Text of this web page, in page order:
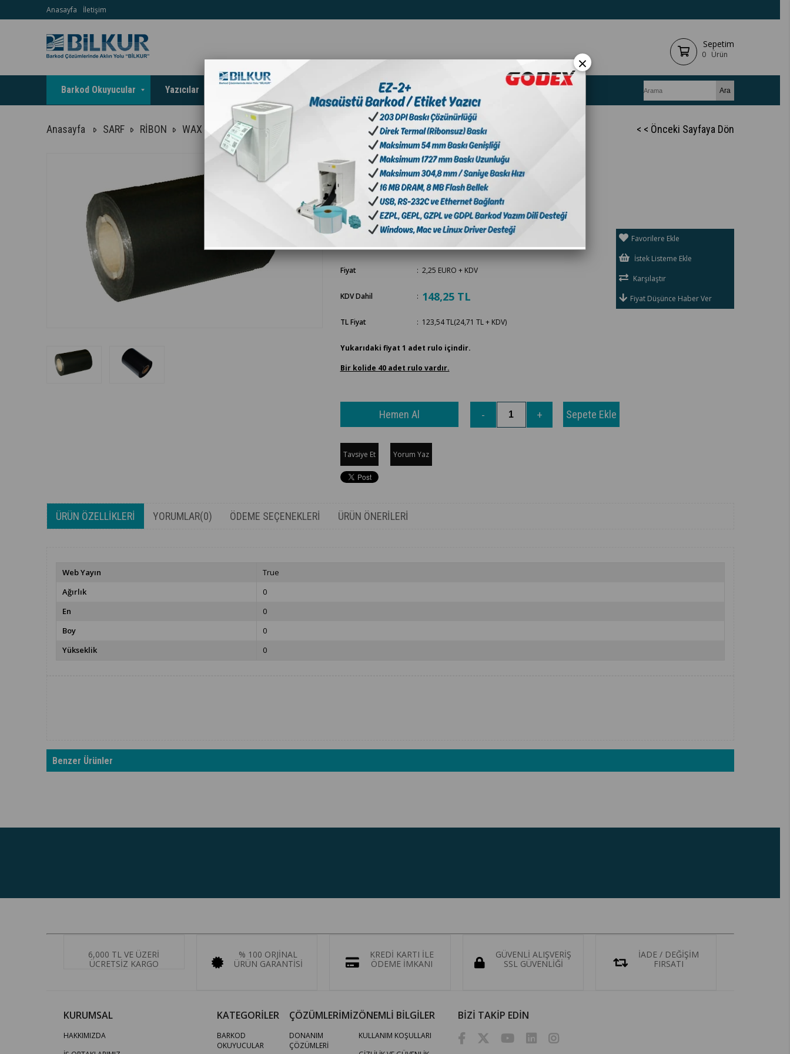
Anasayfa İletişim
Sepetim
0 Ürün
Barkod Okuyucular Yazıcılar Terminaller Kart Okuyucular 📝 Blog
Anasayfa SARF RİBON WAX ANA ÜRÜN Ribon Wax 110mm X 300m in Bilkur < < Önceki Sayfaya Dön
Ribon Wax 110mm X 300m in Bilkur
Fiyat : 2,25 EURO + KDV
KDV Dahil : 148,25 TL
TL Fiyat : 123,54 TL(24,71 TL + KDV)
Yukarıdaki fiyat 1 adet rulo içindir.
Bir kolide 40 adet rulo vardır.
Favorilere Ekle
İstek Listeme Ekle
Karşılaştır
Fiyat Düşünce Haber Ver
Tavsiye Et Yorum Yaz
ÜRÜN ÖZELLIKLERI YORUMLAR(0) ÖDEME SEÇENEKLERI ÜRÜN ÖNERILERI
Web Yayın
True
Ağırlık
0
En
0
Boy
0
Yükseklik
0
Benzer Ürünler
6,000 TL VE ÜZERİ
ÜCRETSİZ KARGO
% 100 ORJİNAL
ÜRÜN GARANTİSİ
KREDİ KARTI İLE
ÖDEME İMKANI
GÜVENLİ ALIŞVERİŞ
SSL GÜVENLİĞİ
İADE / DEĞİŞİM
FIRSATI
KURUMSAL
HAKKIMIZDA
KATEGORİLER
BARKOD
OKUYUCULAR
ÇÖZÜMLERİMİZ
DONANIM
ÇÖZÜMLERİ
ÖNEMLİ BİLGİLER
KULLANIM KOŞULLARI
BİZİ TAKİP EDİN
×